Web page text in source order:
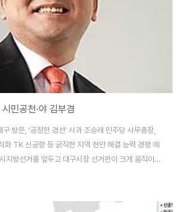
민공천·야 김부겸
구 방문, '공정한 경선' 사과 조승래 민주당 사무총장,
화 TK 신공항 등 굵직한 지역 현안 해결 능력 경쟁 예
지방선거를 앞두고 대구시장 선거판이 크게 움직이
불거진 공천 갈등을 잠재우기 위해 시민이 직접 후보
이번 주 안에 확정할 예정이다. 여당, 후보 배제 갈등